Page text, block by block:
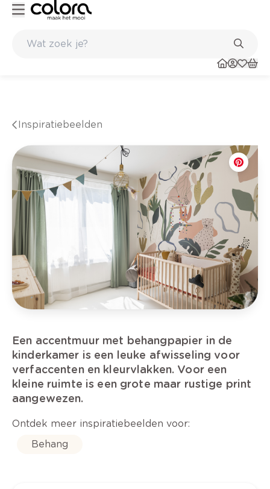
Inspiratiebeelden
Een accentmuur met behangpapier in de
kinderkamer is een leuke afwisseling voor
verfaccenten en kleurvlakken. Voor een
kleine ruimte is een grote maar rustige print
aangewezen.
Ontdek meer inspiratiebeelden voor:
Behang